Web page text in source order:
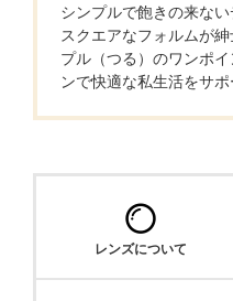
シンプルで飽きの来ない
スクエアなフォルムが
プル（つる）のワンポ
ンで快適な私生活をサポ
レンズについて